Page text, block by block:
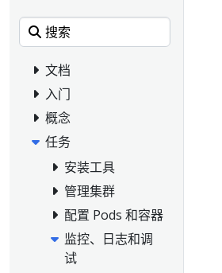
文档
入门
概念
任务
安装工具
管理集群
配置 Pods 和容器
监控、日志和调
试